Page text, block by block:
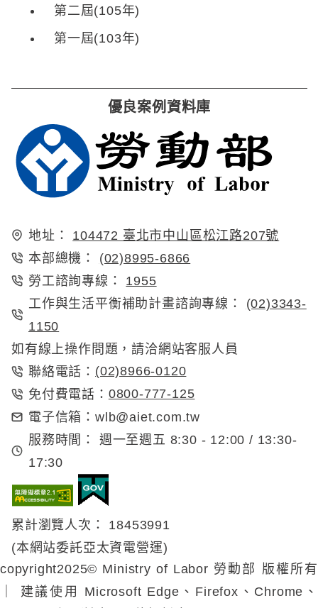
第二屆(105年)
第一屆(103年)
優良案例資料庫
地址：
104472 臺北市中山區松江路207號
本部總機：
(02)8995-6866
勞工諮詢專線：
1955
工作與生活平衡補助計畫諮詢專線：
(02)3343-
1150
如有線上操作問題，請洽網站客服人員
聯絡電話： (02)8966-0120
免付費電話： 0800-777-125
電子信箱： wlb@aiet.com.tw
服務時間：
週一至週五 8:30 - 12:00 / 13:30-
17:30
累計瀏覽人次： 18453991
(本網站委託亞太資電營運)
copyright2025© Ministry of Labor 勞動部 版權所有
建議使用 Microsoft Edge、Firefox、Chrome、